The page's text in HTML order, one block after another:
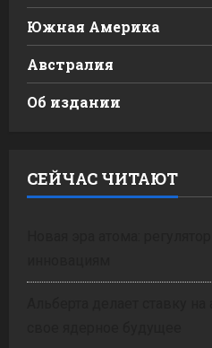
Южная Америка
Австралия
Об издании
СЕЙЧАС ЧИТАЮТ